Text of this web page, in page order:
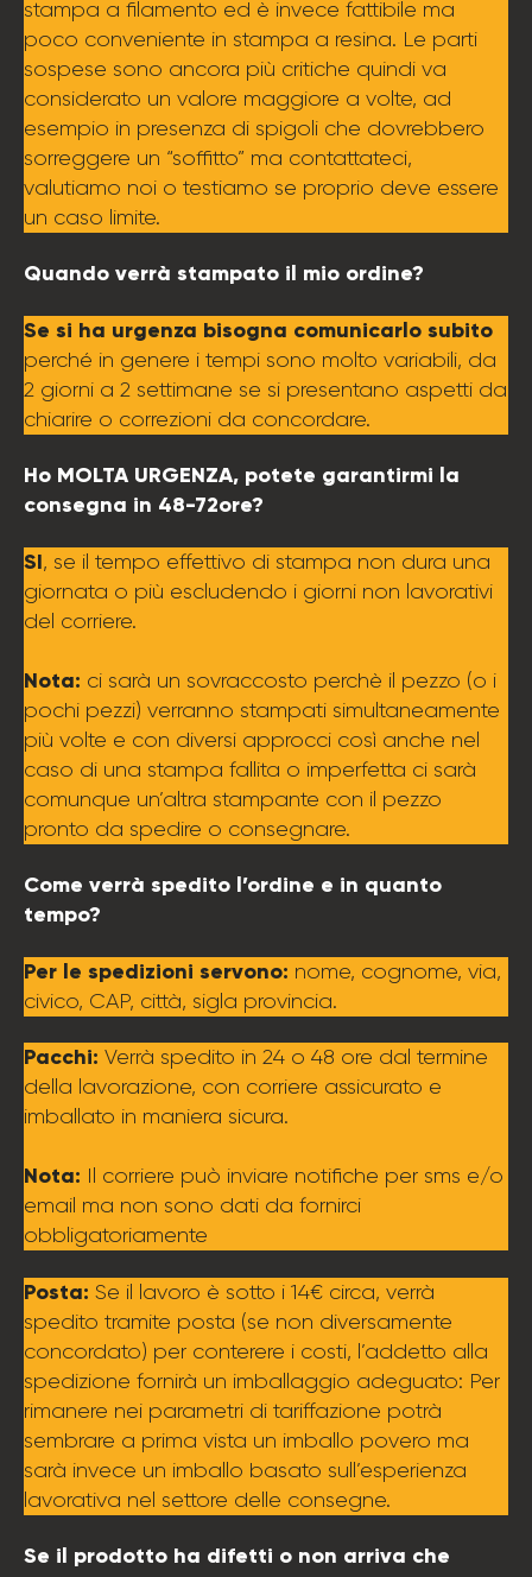
stampa a filamento ed è invece fattibile ma
poco conveniente in stampa a resina. Le parti
sospese sono ancora più critiche quindi va
considerato un valore maggiore a volte, ad
esempio in presenza di spigoli che dovrebbero
sorreggere un “soffitto” ma contattateci,
valutiamo noi o testiamo se proprio deve essere
un caso limite.
Quando verrà stampato il mio ordine?
Se si ha urgenza bisogna comunicarlo subito
perché in genere i tempi sono molto variabili, da
2 giorni a 2 settimane se si presentano aspetti da
chiarire o correzioni da concordare.
Ho MOLTA URGENZA, potete garantirmi la
consegna in 48-72ore?
SI, se il tempo effettivo di stampa non dura una
giornata o più escludendo i giorni non lavorativi
del corriere.
Nota: ci sarà un sovraccosto perchè il pezzo (o i
pochi pezzi) verranno stampati simultaneamente
più volte e con diversi approcci così anche nel
caso di una stampa fallita o imperfetta ci sarà
comunque un’altra stampante con il pezzo
pronto da spedire o consegnare.
Come verrà spedito l’ordine e in quanto
tempo?
Per le spedizioni servono: nome, cognome, via,
civico, CAP, città, sigla provincia.
Pacchi: Verrà spedito in 24 o 48 ore dal termine
della lavorazione, con corriere assicurato e
imballato in maniera sicura.
Nota: Il corriere può inviare notifiche per sms e/o
email ma non sono dati da fornirci
obbligatoriamente
Posta: Se il lavoro è sotto i 14€ circa, verrà
spedito tramite posta (se non diversamente
concordato) per conterere i costi, l’addetto alla
spedizione fornirà un imballaggio adeguato: Per
rimanere nei parametri di tariffazione potrà
sembrare a prima vista un imballo povero ma
sarà invece un imballo basato sull’esperienza
lavorativa nel settore delle consegne.
Se il prodotto ha difetti o non arriva che